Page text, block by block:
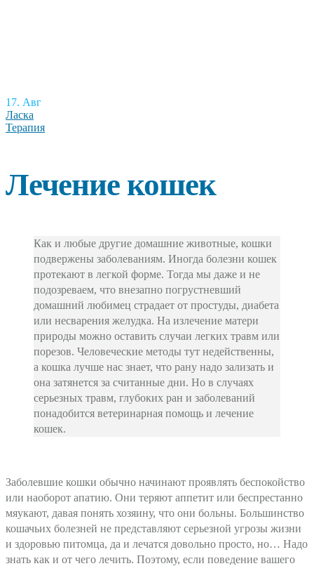
17. Авг
Ласка
Терапия
Лечение кошек
Как и любые другие домашние животные, кошки
подвержены заболеваниям. Иногда болезни кошек
протекают в легкой форме. Тогда мы даже и не
подозреваем, что внезапно погрустневший
домашний любимец страдает от простуды, диабета
или несварения желудка. На излечение матери
природы можно оставить случаи легких травм или
порезов. Человеческие методы тут недейственны,
а кошка лучше нас знает, что рану надо зализать и
она затянется за считанные дни. Но в случаях
серьезных травм, глубоких ран и заболеваний
понадобится ветеринарная помощь и лечение
кошек.
Заболевшие кошки обычно начинают проявлять беспокойство
или наоборот апатию. Они теряют аппетит или беспрестанно
мяукают, давая понять хозяину, что они больны. Большинство
кошачьих болезней не представляют серьезной угрозы жизни
и здоровью питомца, да и лечатся довольно просто, но… Надо
знать как и от чего лечить. Поэтому, если поведение вашего